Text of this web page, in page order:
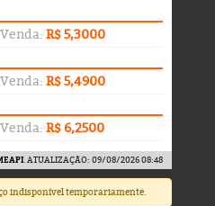
Venda: R$ 5,3000
Venda: R$ 5,4900
Venda: R$ 6,2500
. ATUALIZAÇÃO: 09/08/2026 08:48
indisponível temporariamente.